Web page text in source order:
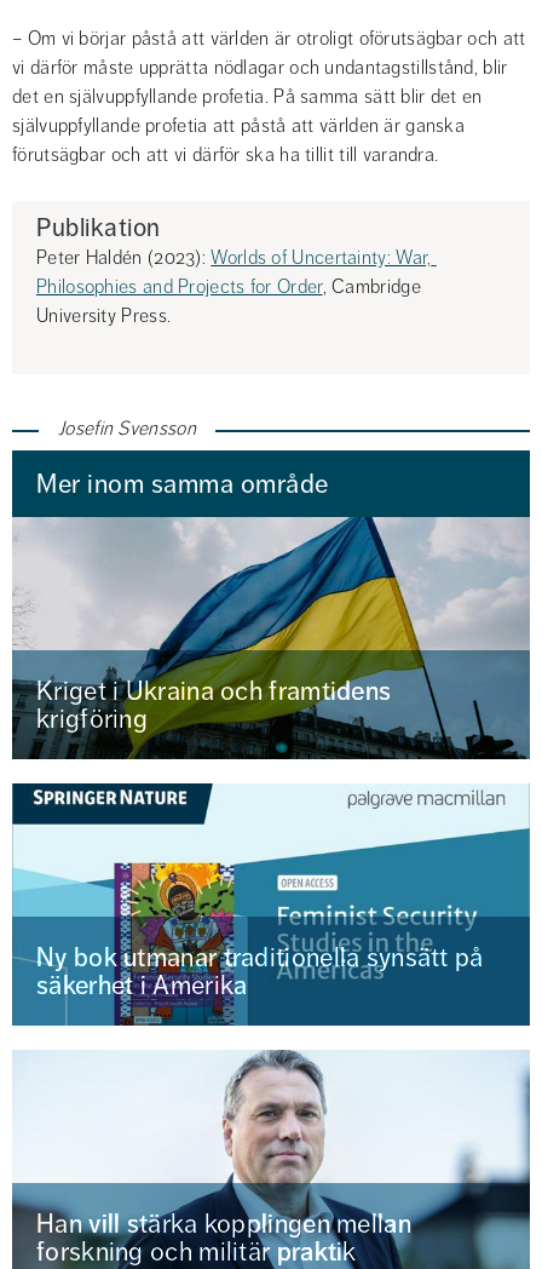
– Om vi börjar påstå att världen är otroligt oförutsägbar och att
vi därför måste upprätta nödlagar och undantagstillstånd, blir
det en självuppfyllande profetia. På samma sätt blir det en
självuppfyllande profetia att påstå att världen är ganska
förutsägbar och att vi därför ska ha tillit till varandra.
Publikation
Peter Haldén (2023): Worlds of Uncertainty: War,
Philosophies and Projects for Order, Cambridge
University Press.
Josefin Svensson
Mer inom samma område
Kriget i Ukraina och framtidens
krigföring
Ny bok utmanar traditionella synsätt på
säkerhet i Amerika
Han vill stärka kopplingen mellan
forskning och militär praktik